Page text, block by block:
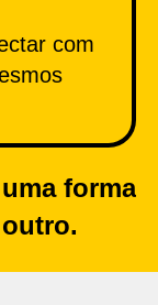
com
forma